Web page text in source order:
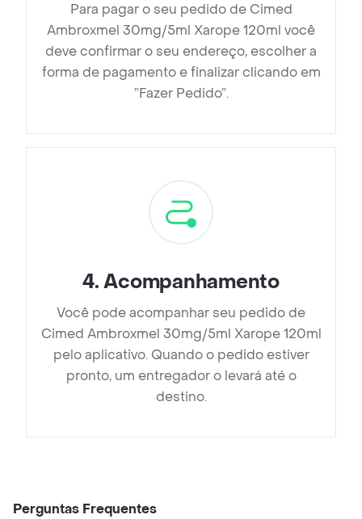
Para pagar o seu pedido de Cimed
Ambroxmel 30mg/5ml Xarope 120ml você
deve confirmar o seu endereço, escolher a
forma de pagamento e finalizar clicando em
”Fazer Pedido”.
4.Acompanhamento
Você pode acompanhar seu pedido de
Cimed Ambroxmel 30mg/5ml Xarope 120ml
pelo aplicativo. Quando o pedido estiver
pronto, um entregador o levará até o
destino.
Perguntas Frequentes